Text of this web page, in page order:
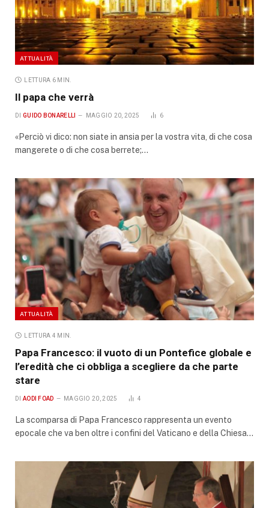
ATTUALITÀ
LETTURA 6 MIN.
Il papa che verrà
DI GUIDO BONARELLI MAGGIO 20, 2025 6
«Perciò vi dico: non siate in ansia per la vostra vita, di che cosa
mangerete o di che cosa berrete;…
ATTUALITÀ
LETTURA 4 MIN.
Papa Francesco: il vuoto di un Pontefice globale e
l’eredità che ci obbliga a scegliere da che parte
stare
DI AODI FOAD MAGGIO 20, 2025 4
La scomparsa di Papa Francesco rappresenta un evento
epocale che va ben oltre i confini del Vaticano e della Chiesa…